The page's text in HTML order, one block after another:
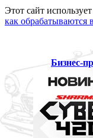
Этот сайт
как обрабатываются
Бизнес-